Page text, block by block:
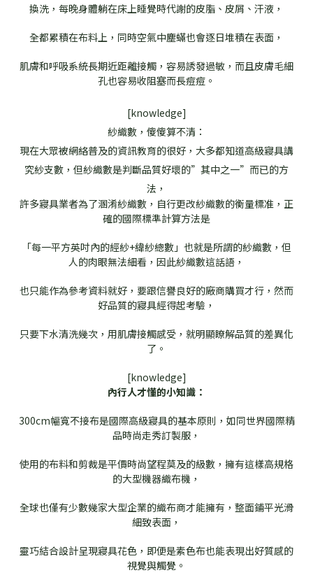
換洗，每晚身體躺在床上睡覺時代謝的皮脂、皮屑、汗液，
全都累積在布料上，同時空氣中塵蟎也會逐日堆積在表面，
肌膚和呼吸系統長期近距離接觸，容易誘發過敏，而且皮膚毛細
孔也容易收阻塞而長痘痘。
[knowledge]
紗織數，傻傻算不清：
現在大眾被網絡普及的資訊教育的很好，大多都知道高級寢具講
究紗支數，但紗織數是判斷品質好壞的”其中之一”而已的方
法，
許多寢具業者為了溷淆紗織數，自行更改紗織數的衡量標准，正
確的國際標準計算方法是
「每一平方英吋內的經紗+緯紗總數」也就是所謂的紗織數，但
人的肉眼無法細看，因此紗織數這話語，
也只能作為參考資料就好，要跟信譽良好的廠商購買才行，然而
好品質的寢具經得起考驗，
只要下水清洗幾次，用肌膚接觸感受，就明顯瞭解品質的差異化
了。
[knowledge]
內行人才懂的小知識：
300cm幅寬不接布是國際高級寢具的基本原則，如同世界國際精
品時尚走秀訂製服，
使用的布料和剪裁是平價時尚望程莫及的級數，擁有這樣高規格
的大型機器織布機，
全球也僅有少數幾家大型企業的織布商才能擁有，整面鋪平光滑
細致表面，
靈巧結合設計呈現寢具花色，即便是素色布也能表現出好質感的
視覺與觸覺。